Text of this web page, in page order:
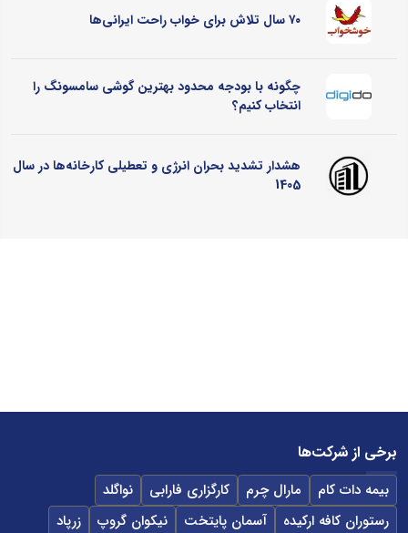
۷۰ سال تلاش برای خواب راحت ایرانی‌ها
چگونه با بودجه محدود بهترین گوشی سامسونگ را
انتخاب کنیم؟
هشدار تشدید بحران انرژی و تعطیلی کارخانه‌ها در سال
1405
برخی از شرکت‌ها
بیمه دات کام مارال چرم کارگزاری فارابی
نواگلد
رستوران کافه ارکیده
آسمان پایتخت نیکوان گروپ
زرپاد